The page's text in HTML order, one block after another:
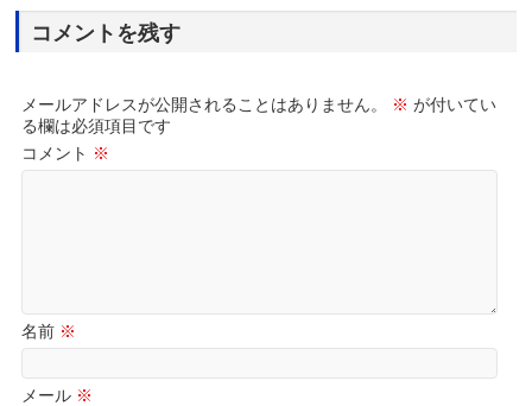
コメントを残す
メールアドレスが公開されることはありません。 ※ が付いてい
る欄は必須項目です
コメント ※
名前 ※
メール ※